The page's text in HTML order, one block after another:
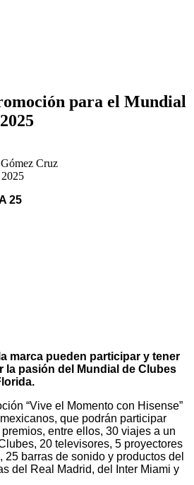
para el Mundial
Cruz
marca pueden participar y tener
la pasión del Mundial de Clubes
“Vive el Momento con Hisense”
que podrán participar
entre ellos, 30 viajes a un
20 televisores, 5 proyectores
25 barras de sonido y productos del
del Real Madrid, del Inter Miami y